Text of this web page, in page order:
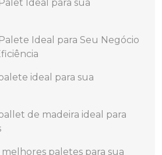
Ideal para sua
Ideal para Seu Negócio
ideal para sua
de madeira ideal para
paletes para sua